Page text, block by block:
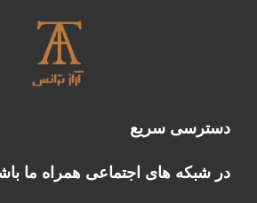
دسترسی سریع
در شبکه های اجتماعی همراه ما باشید